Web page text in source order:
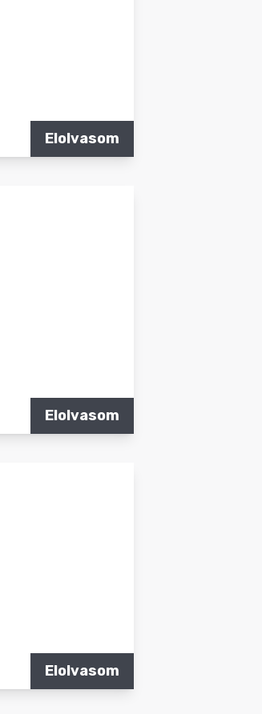
Elolvasom
Elolvasom
Elolvasom